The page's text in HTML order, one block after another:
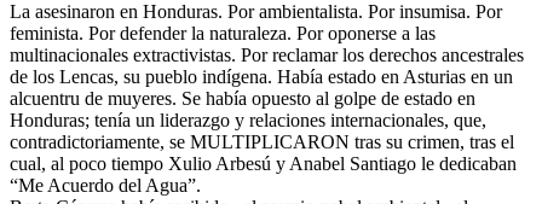
La asesinaron en Honduras. Por ambientalista. Por insumisa. Por
feminista. Por defender la naturaleza. Por oponerse a las
multinacionales extractivistas. Por reclamar los derechos ancestrales
de los Lencas, su pueblo indígena. Había estado en Asturias en un
alcuentru de muyeres. Se había opuesto al golpe de estado en
Honduras; tenía un liderazgo y relaciones internacionales, que,
contradictoriamente, se MULTIPLICARON tras su crimen, tras el
cual, al poco tiempo Xulio Arbesú y Anabel Santiago le dedicaban
“Me Acuerdo del Agua”.